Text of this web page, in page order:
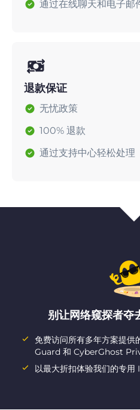
通过在线聊天和电子邮
退款保证
无忧政策
100% 退款
通过支持中心轻松处理
别让网络窥探者夺
免费访问所有多年方案提
Guard 和 CyberGhost
以最大折扣体验我们的专用